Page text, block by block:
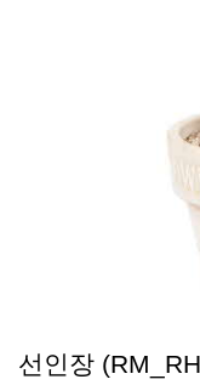
선인장